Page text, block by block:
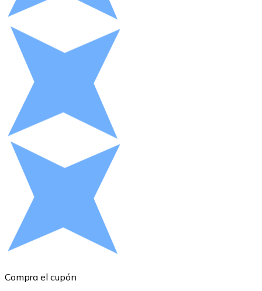
Comprar con efectivo
Añade fondos a tu cuenta Bitnovo o realiza compras
Comprar con Transferencia
Tarjeta de crédito / débito
Utiliza tarjetas Visa y Mastercard para comprar
Comprar con tarjeta
Tienda - Tarjetas regalo
Compra tarjetas regalo de tus marcas favoritas con
Ir a la tienda de tarjetas regalo
Compra el cupón